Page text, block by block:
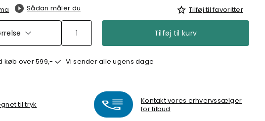
Sådan måler du Tilføj til favoritter
Tilføj til kurv
køb over 599,- Vi sender alle ugens dage
til tryk
Kontakt vores erhvervssælger
for tilbud